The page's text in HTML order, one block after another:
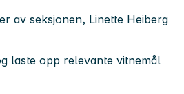
av seksjonen, Linette Heiberg
laste opp relevante vitnemål